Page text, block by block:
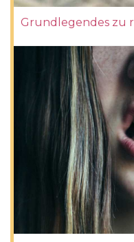
Grundlegendes zu